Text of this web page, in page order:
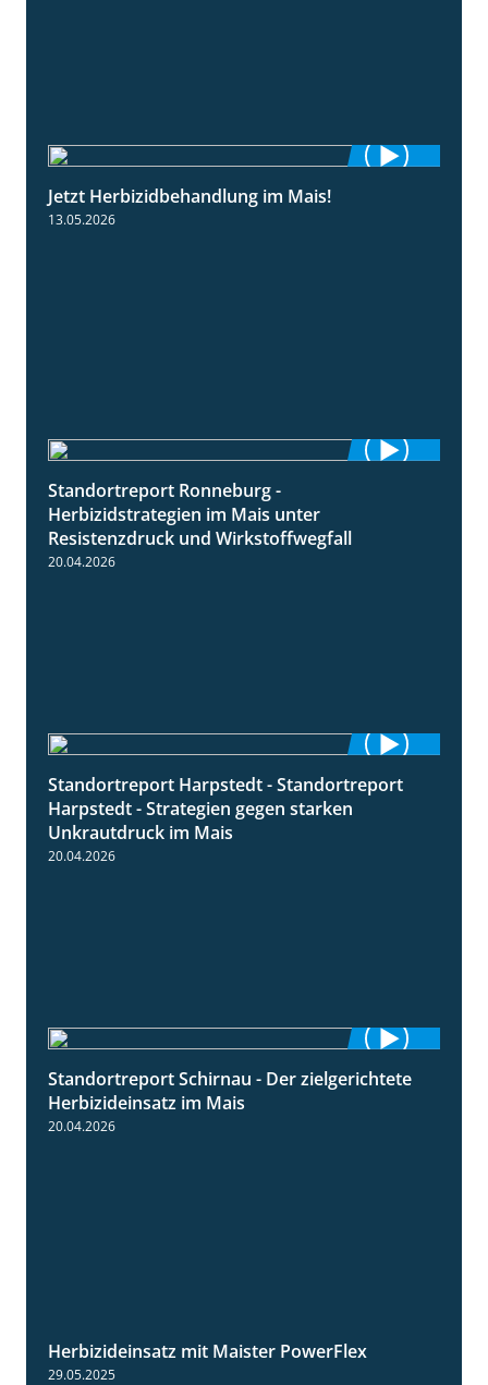
Jetzt Herbizidbehandlung im Mais!
13.05.2026
Standortreport Ronneburg -
Herbizidstrategien im Mais unter
Resistenzdruck und Wirkstoffwegfall
20.04.2026
9:11
Standortreport Harpstedt - Standortreport
Harpstedt - Strategien gegen starken
Unkrautdruck im Mais
20.04.2026
9:27
Standortreport Schirnau - Der zielgerichtete
Herbizideinsatz im Mais
20.04.2026
Herbizideinsatz mit Maister PowerFlex
29.05.2025